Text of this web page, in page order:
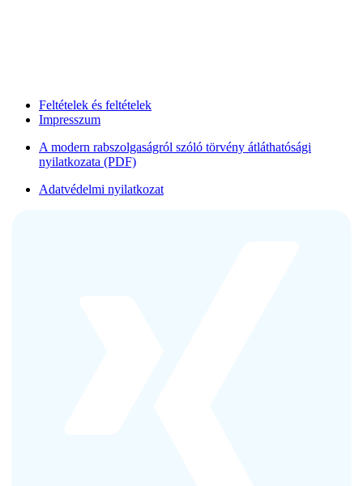
Feltételek és feltételek
Impresszum
A modern rabszolgaságról szóló törvény átláthatósági
nyilatkozata (PDF)
Adatvédelmi nyilatkozat